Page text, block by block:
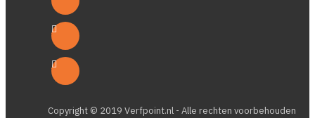
Copyright © 2019 Verfpoint.nl - Alle rechten voorbehouden